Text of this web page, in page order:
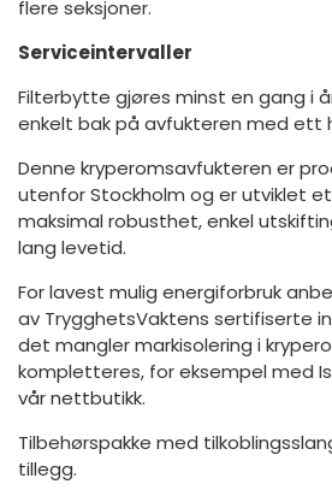
flere seksjoner.
Serviceintervaller
Filterbytte gjøres minst en gang i
enkelt bak på avfukteren med ett
Denne kryperomsavfukteren er
utenfor Stockholm og er utviklet
maksimal robusthet, enkel
lang levetid.
For lavest mulig energiforbruk
av TrygghetsVaktens sertifiserte
det mangler markisolering i
kompletteres, for eksempel med
vår nettbutikk.
Tilbehørspakke med
tillegg.